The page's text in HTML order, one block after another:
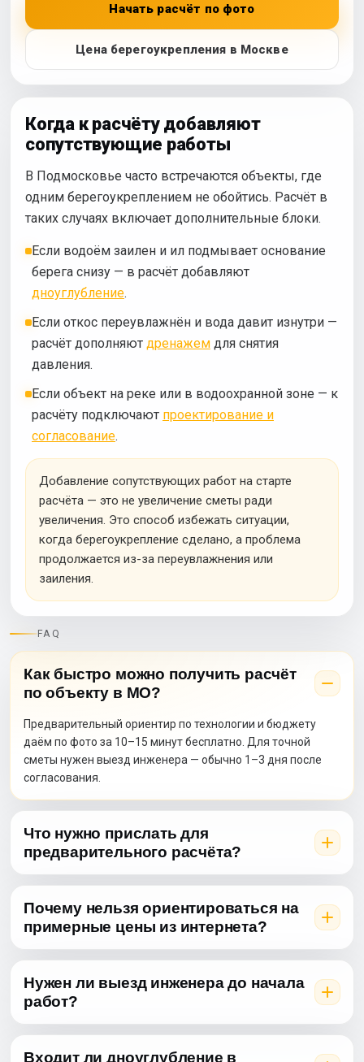
Начать расчёт по фото
Цена берегоукрепления в Москве
Когда к расчёту добавляют
сопутствующие работы
В Подмосковье часто встречаются объекты, где
одним берегоукреплением не обойтись. Расчёт в
таких случаях включает дополнительные блоки.
Если водоём заилен и ил подмывает основание
берега снизу — в расчёт добавляют
дноуглубление.
Если откос переувлажнён и вода давит изнутри —
расчёт дополняют дренажем для снятия
давления.
Если объект на реке или в водоохранной зоне — к
расчёту подключают проектирование и
согласование.
Добавление сопутствующих работ на старте
расчёта — это не увеличение сметы ради
увеличения. Это способ избежать ситуации,
когда берегоукрепление сделано, а проблема
продолжается из-за переувлажнения или
заиления.
FAQ
Как быстро можно получить расчёт
по объекту в МО?
Предварительный ориентир по технологии и бюджету
даём по фото за 10–15 минут бесплатно. Для точной
сметы нужен выезд инженера — обычно 1–3 дня после
согласования.
Что нужно прислать для
предварительного расчёта?
Почему нельзя ориентироваться на
примерные цены из интернета?
Нужен ли выезд инженера до начала
работ?
Входит ли дноуглубление в